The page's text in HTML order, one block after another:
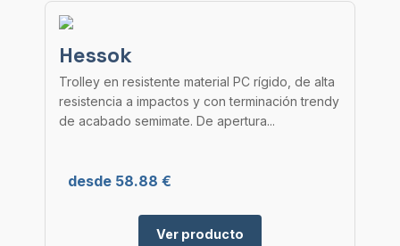
Hessok
Trolley en resistente material PC rígido, de alta
resistencia a impactos y con terminación trendy
de acabado semimate. De apertura...
desde 58.88 €
Ver producto